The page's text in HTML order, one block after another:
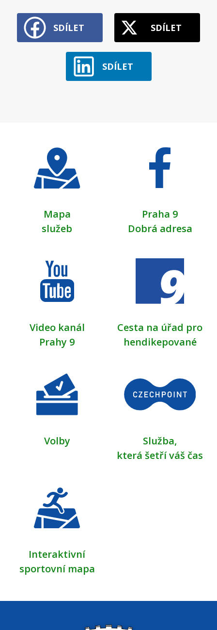
SDÍLET SDÍLET
SDÍLET
Mapa
služeb
Praha 9
Dobrá adresa
Video kanál
Prahy 9
Cesta na úřad pro
hendikepované
Volby
Služba,
která šetří váš čas
Interaktivní
sportovní mapa